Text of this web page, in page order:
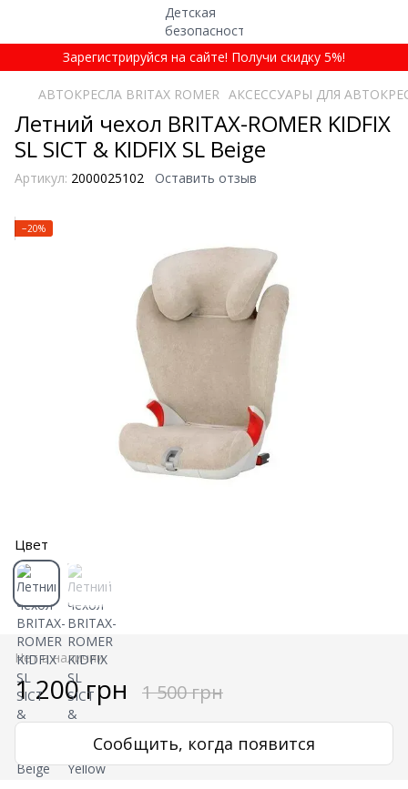
Зарегистрируйся на сайте! Получи скидку 5%!
АВТОКРЕСЛА BRITAX ROMER АКСЕССУАРЫ ДЛЯ
Летний чехол BRITAX-ROMER KIDFIX
SL SICT & KIDFIX SL Beige
Артикул: 2000025102 Оставить отзыв
−20%
Цвет
Нет в наличии
1 200 грн 1 500 грн
Сообщить, когда появится